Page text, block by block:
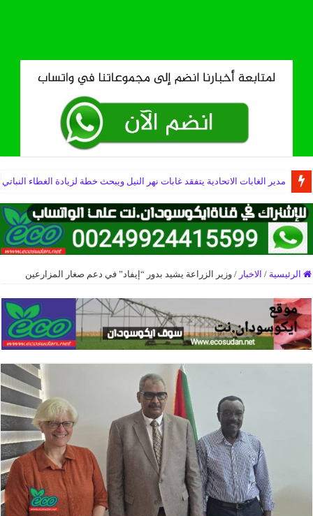
مدير الغابات الاتحادية يتفقد غابات نهر النيل ويبحث خطة لزيادة الغطاء النباتي
الرئيسية / الاخبار / وزير الزراعة يشيد بدور “إيفاد” في دعم صغار المزارعين